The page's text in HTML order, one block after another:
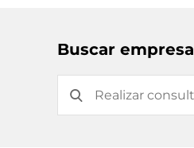
Buscar empresa